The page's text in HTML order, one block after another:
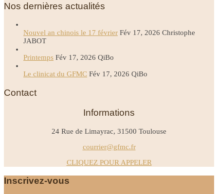
Nos dernières actualités
Nouvel an chinois le 17 février Fév 17, 2026 Christophe
JABOT
Printemps Fév 17, 2026 QiBo
Le clinicat du GFMC Fév 17, 2026 QiBo
Contact
Informations
24 Rue de Limayrac, 31500 Toulouse
courrier@gfmc.fr
CLIQUEZ POUR APPELER
Inscrivez-vous